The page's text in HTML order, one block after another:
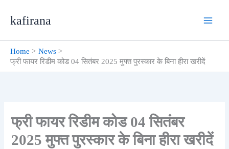
kafirana
Home
News
फ्री फायर रिडीम कोड 04 सितंबर 2025 मुफ्त पुरस्कार के बिना हीरा खरीदें
फ्री फायर रिडीम कोड 04 सितंबर
2025 मुफ्त पुरस्कार के बिना हीरा खरीदें